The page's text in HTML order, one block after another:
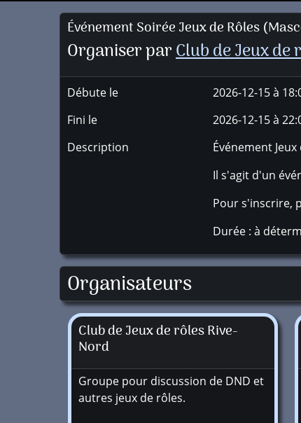
Événement Soirée Jeux de Rôles
Organiser parClub de Jeux
Débute le
2026-12-15 à
Fini le
2026-12-15 à
Description
Événement
Il s'agit d'un
Pour s'inscrire,
Durée : à
Organisateurs
Club de Jeux de rôles Rive-
Nord
Groupe pour discussion de DND et
autres jeux de rôles.